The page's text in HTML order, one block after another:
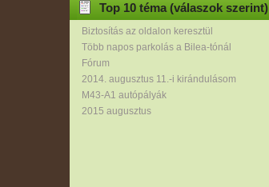
Top 10 téma (válaszok szerint)
Biztosítás az oldalon keresztül
Több napos parkolás a Bilea-tónál
Fórum
2014. augusztus 11.-i kirándulásom
M43-A1 autópályák
2015 augusztus